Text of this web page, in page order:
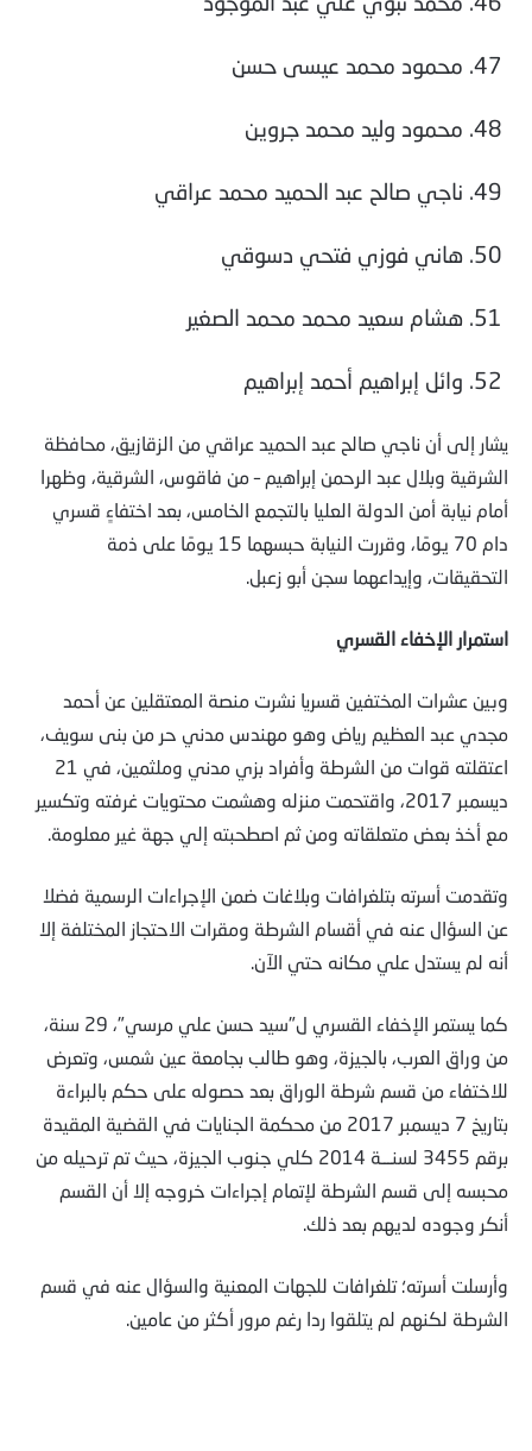
يشار إلى أن ناجي صالح عبد الحميد عراقي من الزقازيق، محافظة
الشرقية وبلال عبد الرحمن إبراهيم – من فاقوس، الشرقية، وظهرا
أمام نيابة أمن الدولة العليا بالتجمع الخامس، بعد اختفاءٍ قسري
دام 70 يومًا، وقررت النيابة حبسهما 15 يومًا على ذمة
التحقيقات، وإيداعهما سجن أبو زعبل.
استمرار الإخفاء القسري
وبين عشرات المختفين قسريا نشرت منصة المعتقلين عن أحمد
مجدي عبد العظيم رياض وهو مهندس مدني حر من بنى سويف،
اعتقلته قوات من الشرطة وأفراد بزي مدني وملثمين، في 21
ديسمبر 2017، واقتحمت منزله وهشمت محتويات غرفته وتكسير
مع أخذ بعض متعلقاته ومن ثم اصطحبته إلي جهة غير معلومة.
وتقدمت أسرته بتلغرافات وبلاغات ضمن الإجراءات الرسمية فضلا
عن السؤال عنه في أقسام الشرطة ومقرات الاحتجاز المختلفة إلا
أنه لم يستدل علي مكانه حتي الآن.
كما يستمر الإخفاء القسري ل"سيد حسن علي مرسي"، 29 سنة،
من وراق العرب، بالجيزة، وهو طالب بجامعة عين شمس، وتعرض
للاختفاء من قسم شرطة الوراق بعد حصوله على حكم بالبراءة
بتاريخ 7 ديسمبر 2017 من محكمة الجنايات في القضية المقيدة
برقم 3455 لسنـــة 2014 كلي جنوب الجيزة، حيث تم ترحيله من
محبسه إلى قسم الشرطة لإتمام إجراءات خروجه إلا أن القسم
أنكر وجوده لديهم بعد ذلك.
وأرسلت أسرته؛ تلغرافات للجهات المعنية والسؤال عنه في قسم
الشرطة لكنهم لم يتلقوا ردا رغم مرور أكثر من عامين.